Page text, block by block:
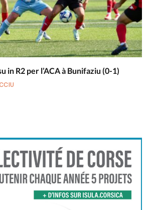
in R2 per l’ACA à Bunifaziu (0-1)